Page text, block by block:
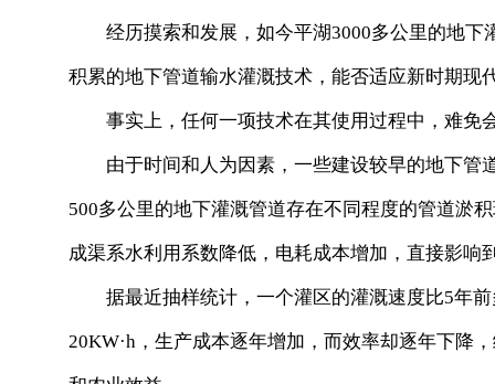
经历摸索和发展，如今平湖3000多公里的地下
积累的地下管道输水灌溉技术，能否适应新时期现
事实上，任何一项技术在其使用过程中，难免
由于时间和人为因素，一些建设较早的地下管
500多公里的地下灌溉管道存在不同程度的管道淤
成渠系水利用系数降低，电耗成本增加，直接影响
据最近抽样统计，一个灌区的灌溉速度比5年前
20KW·h，生产成本逐年增加，而效率却逐年下降